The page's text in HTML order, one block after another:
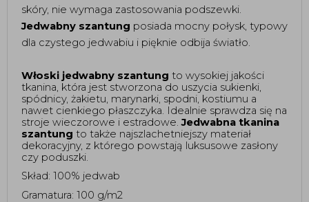
Jedwabny szantung posiada mocny połysk, typowy
dla czystego jedwabiu i pięknie odbija światło.
Włoski jedwabny szantung to wysokiej jakości
tkanina, która jest stworzona do uszycia sukienki,
spódnicy, żakietu, marynarki, spodni, kostiumu a
nawet cienkiego płaszczyka. Idealnie sprawdza się na
stroje wieczorowe i estradowe. Jedwabna tkanina
szantung to także najszlachetniejszy materiał
dekoracyjny, z którego powstają luksusowe zasłony
czy poduszki.
Skład: 100% jedwab
Gramatura: 100 g/m2